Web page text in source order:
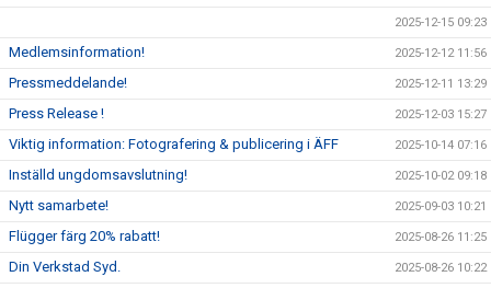
2025-12-15 09:23
Medlemsinformation! 2025-12-12 11:56
Pressmeddelande! 2025-12-11 13:29
Press Release ! 2025-12-03 15:27
Viktig information: Fotografering & publicering i ÄFF 2025-10-14 07:16
Inställd ungdomsavslutning! 2025-10-02 09:18
Nytt samarbete! 2025-09-03 10:21
Flügger färg 20% rabatt! 2025-08-26 11:25
Din Verkstad Syd. 2025-08-26 10:22